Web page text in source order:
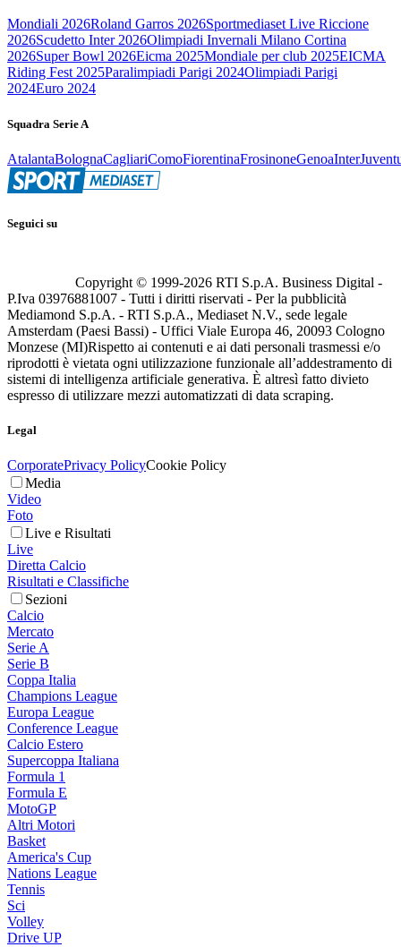
Mondiali 2026Roland Garros 2026Sportmediaset Live Riccione
2026Scudetto Inter 2026Olimpiadi Invernali Milano Cortina
2026Super Bowl 2026Eicma 2025Mondiale per club 2025EICMA
Riding Fest 2025Paralimpiadi Parigi 2024Olimpiadi Parigi
2024Euro 2024
Squadra Serie A
AtalantaBolognaCagliariComoFiorentinaFrosinoneGenoaInter
Seguici su
Copyright © 1999-2026 RTI S.p.A. Business Digital -
P.Iva 03976881007 - Tutti i diritti riservati - Per la pubblicità
Mediamond S.p.A. - RTI S.p.A., Mediaset N.V., sede legale
Amsterdam (Paesi Bassi) - Uffici Viale Europa 46, 20093 Cologno
Monzese (MI)Rispetto ai contenuti e ai dati personali trasmessi e/o
riprodotti è vietata ogni utilizzazione funzionale all’addestramento di
sistemi di intelligenza artificiale generativa. È altresì fatto divieto
espresso di utilizzare mezzi automatizzati di data scraping.
Legal
CorporatePrivacy PolicyCookie Policy
Media
Video
Foto
Live e Risultati
Live
Diretta Calcio
Risultati e Classifiche
Sezioni
Calcio
Mercato
Serie A
Serie B
Coppa Italia
Champions League
Europa League
Conference League
Calcio Estero
Supercoppa Italiana
Formula 1
Formula E
MotoGP
Altri Motori
Basket
America's Cup
Nations League
Tennis
Sci
Volley
Drive UP